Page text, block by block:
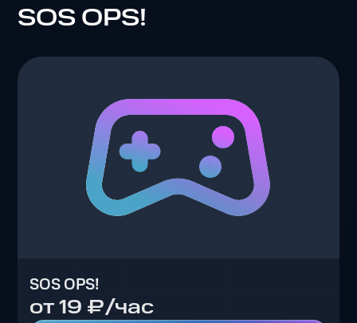
SOS OPS!
SOS OPS!
от 19 ₽/час